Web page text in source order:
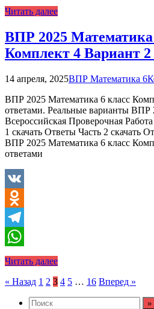
WhatsApp
Читать далее
ВПР 2025 Математика
Комплект 4 Вариант 2
14 апреля, 2025ВПР Математика 6
ВПР 2025 Математика 6 класс
ответами. Реальные варианты ВПР
Всероссийская Проверочная
1 скачать Ответы Часть 2 скачать
ВПР 2025 Математика 6 класс
ответами
VK
Odnoklassniki
Telegram
WhatsApp
Читать далее
Пагинация
записей
« Назад 1 2 3 4 5 … 16 Вперед »